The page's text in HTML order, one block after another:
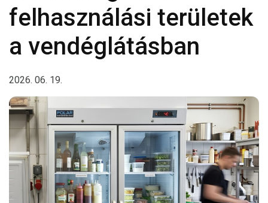
felhasználási területek
a vendéglátásban
2026. 06. 19.